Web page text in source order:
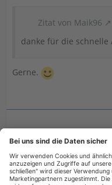
Zitat von Maik96
danke für die schnelle
Gerne.
miwe4 29. März
Rechner) in
zu „EÜR 2023